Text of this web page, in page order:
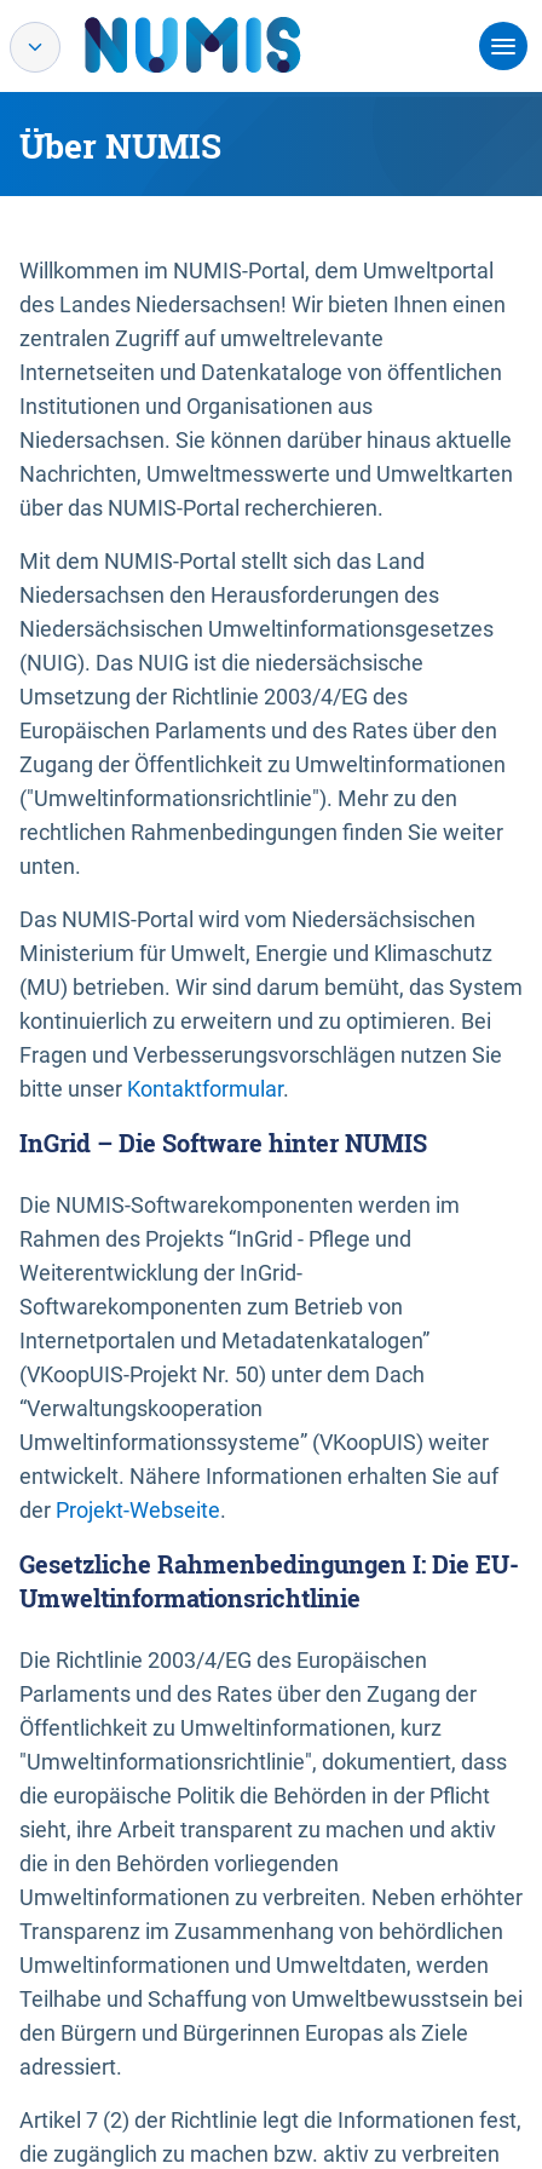
Über NUMIS
Willkommen im NUMIS-Portal, dem Umweltportal
des Landes Niedersachsen! Wir bieten Ihnen einen
zentralen Zugriff auf umweltrelevante
Internetseiten und Datenkataloge von öffentlichen
Institutionen und Organisationen aus
Niedersachsen. Sie können darüber hinaus aktuelle
Nachrichten, Umweltmesswerte und Umweltkarten
über das NUMIS-Portal recherchieren.
Mit dem NUMIS-Portal stellt sich das Land
Niedersachsen den Herausforderungen des
Niedersächsischen Umweltinformationsgesetzes
(NUIG). Das NUIG ist die niedersächsische
Umsetzung der Richtlinie 2003/4/EG des
Europäischen Parlaments und des Rates über den
Zugang der Öffentlichkeit zu Umweltinformationen
("Umweltinformationsrichtlinie"). Mehr zu den
rechtlichen Rahmenbedingungen finden Sie weiter
unten.
Das NUMIS-Portal wird vom Niedersächsischen
Ministerium für Umwelt, Energie und Klimaschutz
(MU) betrieben. Wir sind darum bemüht, das System
kontinuierlich zu erweitern und zu optimieren. Bei
Fragen und Verbesserungsvorschlägen nutzen Sie
bitte unser Kontaktformular.
InGrid – Die Software hinter NUMIS
Die NUMIS-Softwarekomponenten werden im
Rahmen des Projekts “InGrid - Pflege und
Weiterentwicklung der InGrid-
Softwarekomponenten zum Betrieb von
Internetportalen und Metadatenkatalogen”
(VKoopUIS-Projekt Nr. 50) unter dem Dach
“Verwaltungskooperation
Umweltinformationssysteme” (VKoopUIS) weiter
entwickelt. Nähere Informationen erhalten Sie auf
der Projekt-Webseite.
Gesetzliche Rahmenbedingungen I: Die EU-
Umweltinformationsrichtlinie
Die Richtlinie 2003/4/EG des Europäischen
Parlaments und des Rates über den Zugang der
Öffentlichkeit zu Umweltinformationen, kurz
"Umweltinformationsrichtlinie", dokumentiert, dass
die europäische Politik die Behörden in der Pflicht
sieht, ihre Arbeit transparent zu machen und aktiv
die in den Behörden vorliegenden
Umweltinformationen zu verbreiten. Neben erhöhter
Transparenz im Zusammenhang von behördlichen
Umweltinformationen und Umweltdaten, werden
Teilhabe und Schaffung von Umweltbewusstsein bei
den Bürgern und Bürgerinnen Europas als Ziele
adressiert.
Artikel 7 (2) der Richtlinie legt die Informationen fest,
die zugänglich zu machen bzw. aktiv zu verbreiten